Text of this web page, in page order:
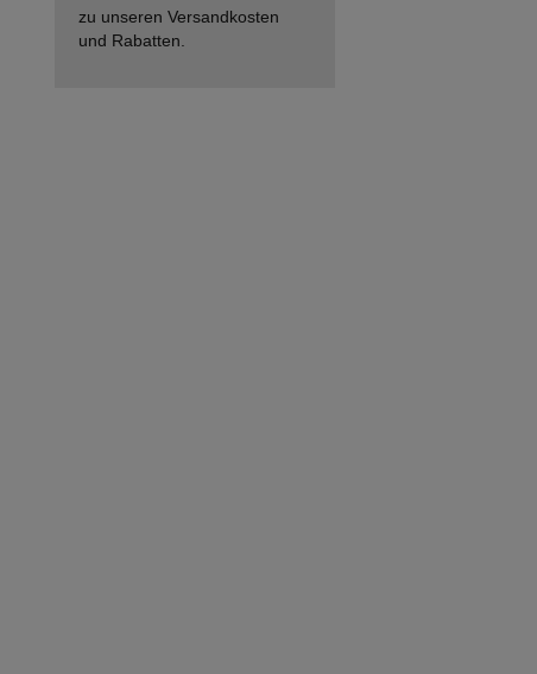
zu unseren Versandkosten
und Rabatten.